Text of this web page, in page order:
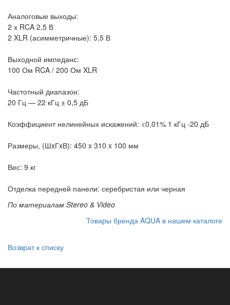
Аналоговые выходы:
2 х RCA 2,5 В
2 XLR (асимметричные): 5,5 В
Выходной импеданс:
100 Ом RCA / 200 Ом XLR
Частотный диапазон:
20 Гц — 22 кГц ± 0,5 дБ
Коэффициент нелинейных искажений: <0,01% 1 кГц -20 дБ
Размеры, (ШxГxВ): 450 x 310 x 100 мм
Вес: 9 кг
Отделка передней панели: серебристая или черная
По материалам Stereo & Video
Товары бренда AQUA в нашем каталоге
Возврат к списку